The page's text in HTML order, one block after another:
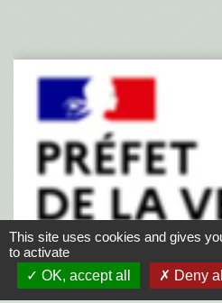
This site uses cookies and gives
to activate
OK, accept all
Deny